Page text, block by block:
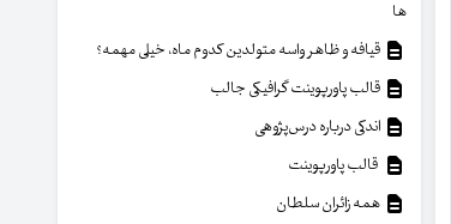
ها
قیافه و ظاهر واسه متولدین کدوم ماه، خیلی مهمه؟
قالب پاورپوینت گرافیکی جالب
اندکی درباره درس‌پژوهی
قالب پاورپوینت
همه زائران سلطان